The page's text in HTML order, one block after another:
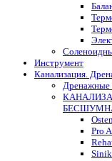
Инструмент
Канализация.
Дренажные
Pro